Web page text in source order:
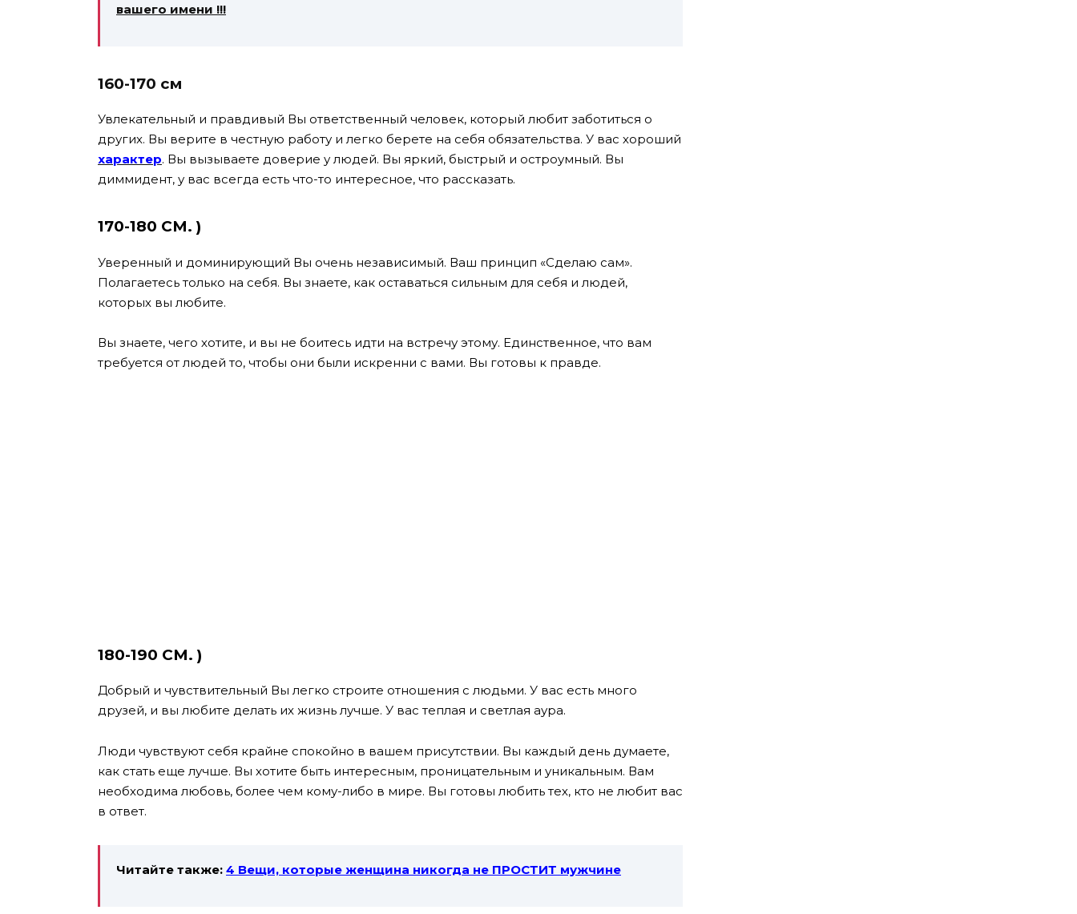
вашего имени !!!
160-170 см
Увлекательный и правдивый Вы ответственный человек, который любит заботиться о
других. Вы верите в честную работу и легко берете на себя обязательства. У вас хороший
характер. Вы вызываете доверие у людей. Вы яркий, быстрый и остроумный. Вы
диммидент, у вас всегда есть что-то интересное, что рассказать.
170-180 СМ. )
Уверенный и доминирующий Вы очень независимый. Ваш принцип «Сделаю сам».
Полагаетесь только на себя. Вы знаете, как оставаться сильным для себя и людей,
которых вы любите.
Вы знаете, чего хотите, и вы не боитесь идти на встречу этому. Единственное, что вам
требуется от людей то, чтобы они были искренни с вами. Вы готовы к правде.
180-190 СМ. )
Добрый и чувствительный Вы легко строите отношения с людьми. У вас есть много
друзей, и вы любите делать их жизнь лучше. У вас теплая и светлая аура.
Люди чувствуют себя крайне спокойно в вашем присутствии. Вы каждый день думаете,
как стать еще лучше. Вы хотите быть интересным, проницательным и уникальным. Вам
необходима любовь, более чем кому-либо в мире. Вы готовы любить тех, кто не любит вас
в ответ.
Читайте также: 4 Вещи, которые женщина никогда не ПРОСТИТ мужчине